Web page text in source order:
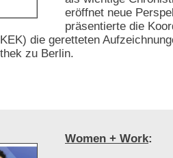
eröffnet neue
präsentierte die
die geretteten
zu Berlin.
Women + Work: